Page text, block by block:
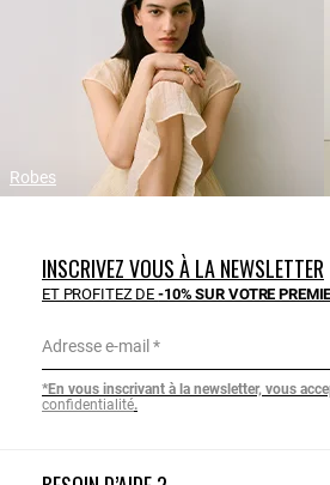
Robes
INSCRIVEZ VOUS À LA NEWSLETTER
ET PROFITEZ DE-10% SUR VOTRE
Adresse e-mail
*En vous inscrivant à la newsletter, vous
confidentialité.